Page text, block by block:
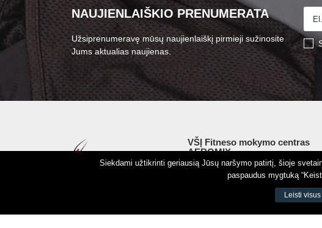
NAUJIENLAIŠKIO PRENUMERATA
Užsiprenumeravę mūsų naujienlaiškį pirmieji sužinosite
Jums aktualias naujienas.
VŠĮ Fitneso mokymo centras
AEROMIX
Įm. k. 300034190
LT98 7300 0100 8525 8188
Swedbankas, banko kodas 73000
Siekdami užtikrinti geriausią Jūsų naršymo patirtį, šioje
paspaudus mygtuką
Leisti